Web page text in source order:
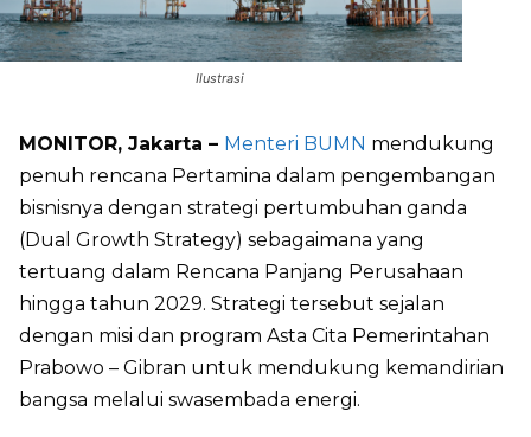
Ilustrasi
MONITOR, Jakarta – Menteri BUMN mendukung
penuh rencana Pertamina dalam pengembangan
bisnisnya dengan strategi pertumbuhan ganda
(Dual Growth Strategy) sebagaimana yang
tertuang dalam Rencana Panjang Perusahaan
hingga tahun 2029. Strategi tersebut sejalan
dengan misi dan program Asta Cita Pemerintahan
Prabowo – Gibran untuk mendukung kemandirian
bangsa melalui swasembada energi.